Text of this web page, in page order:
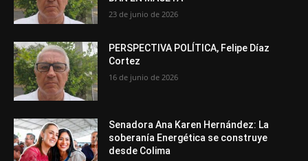
23 de junio de 2026
PERSPECTIVA POLÍTICA, Felipe Díaz
Cortez
16 de junio de 2026
Senadora Ana Karen Hernández: La
soberanía Energética se construye
desde Colima